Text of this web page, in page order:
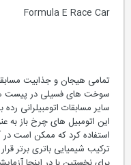
Formula E Race Car
تمامی هیجان و جذابیت
سوخت های فسیلی در پیست های
سایر مسابقات اتومبیلرانی
این اتومبیل های چرخ باز به
استفاده کرد که ممکن است در
ترکیب شیمیایی باتری برتر